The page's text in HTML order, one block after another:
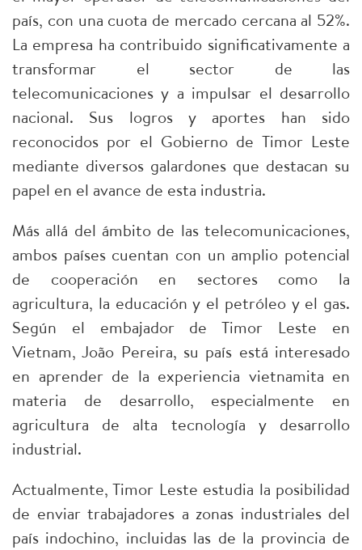
país, con una cuota de mercado cercana al 52%.
La empresa ha contribuido significativamente a
transformar el sector de las
telecomunicaciones y a impulsar el desarrollo
nacional. Sus logros y aportes han sido
reconocidos por el Gobierno de Timor Leste
mediante diversos galardones que destacan su
papel en el avance de esta industria.
Más allá del ámbito de las telecomunicaciones,
ambos países cuentan con un amplio potencial
de cooperación en sectores como la
agricultura, la educación y el petróleo y el gas.
Según el embajador de Timor Leste en
Vietnam, João Pereira, su país está interesado
en aprender de la experiencia vietnamita en
materia de desarrollo, especialmente en
agricultura de alta tecnología y desarrollo
industrial.
Actualmente, Timor Leste estudia la posibilidad
de enviar trabajadores a zonas industriales del
país indochino, incluidas las de la provincia de